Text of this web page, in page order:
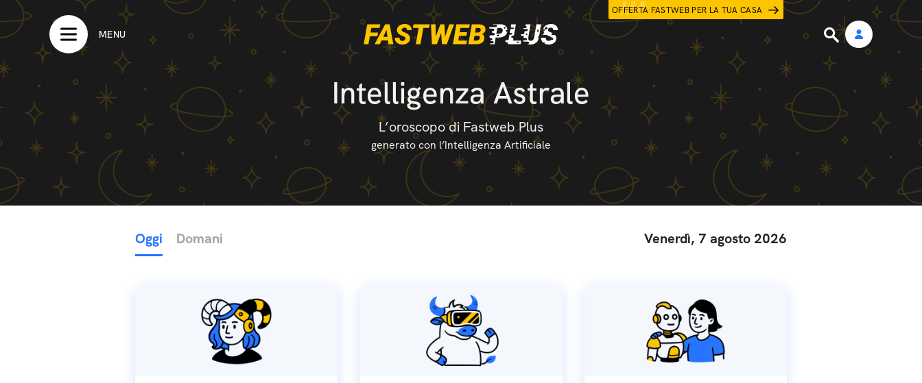
OFFERTA FASTWEB PER LA TUA CASA
MENU
Intelligenza Astrale
L’oroscopo di Fastweb Plus
generato con l’Intelligenza Artificiale
Oggi Domani Venerdì, 7 agosto 2026